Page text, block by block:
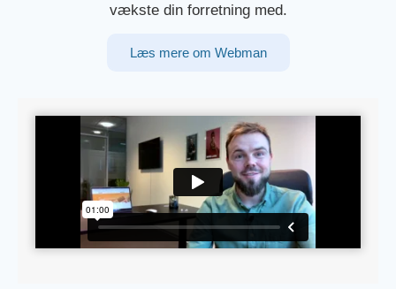
vækste din forretning med.
Læs mere om Webman